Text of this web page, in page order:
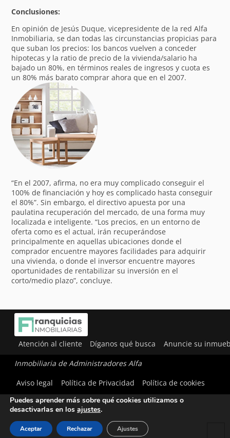
Conclusiones:
En opinión de Jesús Duque, vicepresidente de la red Alfa
Inmobiliaria, se dan todas las circunstancias propicias para
que suban los precios: los bancos vuelven a conceder
hipotecas y la ratio de precio de la vivienda/salario ha
bajado un 80%, en términos reales de ingresos y cuota es
un 80% más barato comprar ahora que en el 2007.
“En el 2007, afirma, no era muy complicado conseguir el
100% de financiación y hoy es complicado hasta conseguir
el 80%”. Sin embargo, el directivo apuesta por una
paulatina recuperación del mercado, de una forma muy
localizada e inteligente. “Los precios, en un entorno de
oferta como es el actual, irán recuperándose
principalmente en aquellas ubicaciones donde el
comprador encuentre mayores facilidades para adquirir
una vivienda, o donde el inversor encuentre mayores
oportunidades de rentabilizar su inversión en el
corto/medio plazo”, concluye.
Atención al cliente Díganos qué busca Anuncie su
Inmobiliaria de Administradores Alfa
Aviso legal
Política de Privacidad Política de cookies
Utilizamos cookies para ofrecerte la mejor experiencia en
Puedes aprender más sobre qué cookies utilizamos o
desactivarlas en los ajustes.
Aceptar Rechazar Ajustes